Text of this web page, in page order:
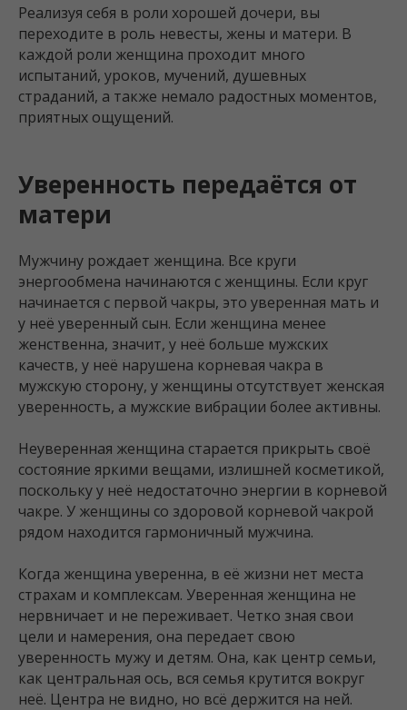
Реализуя себя в роли хорошей дочери, вы
переходите в роль невесты, жены и матери. В
каждой роли женщина проходит много
испытаний, уроков, мучений, душевных
страданий, а также немало радостных моментов,
приятных ощущений.
Уверенность передаётся от
матери
Мужчину рождает женщина. Все круги
энергообмена начинаются с женщины. Если круг
начинается с первой чакры, это уверенная мать и
у неё уверенный сын. Если женщина менее
женственна, значит, у неё больше мужских
качеств, у неё нарушена корневая чакра в
мужскую сторону, у женщины отсутствует женская
уверенность, а мужские вибрации более активны.
Неуверенная женщина старается прикрыть своё
состояние яркими вещами, излишней косметикой,
поскольку у неё недостаточно энергии в корневой
чакре. У женщины со здоровой корневой чакрой
рядом находится гармоничный мужчина.
Когда женщина уверенна, в её жизни нет места
страхам и комплексам. Уверенная женщина не
нервничает и не переживает. Четко зная свои
цели и намерения, она передает свою
уверенность мужу и детям. Она, как центр семьи,
как центральная ось, вся семья крутится вокруг
неё. Центра не видно, но всё держится на ней.